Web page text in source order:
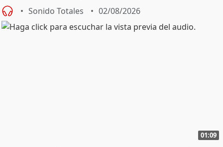
Sonido Totales 02/08/2026
01:09